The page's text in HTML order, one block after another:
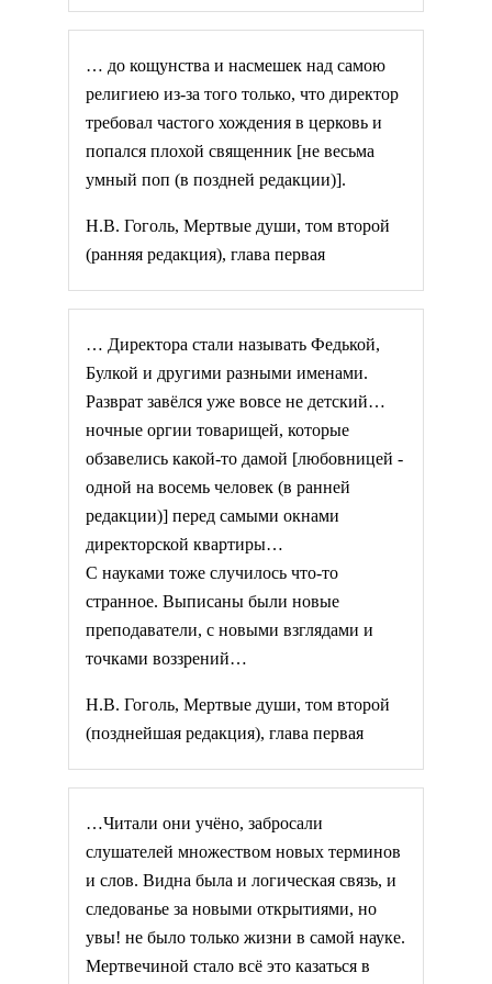
… до кощунства и насмешек над самою
религиею из-за того только, что директор
требовал частого хождения в церковь и
попался плохой священник [не весьма
умный поп (в поздней редакции)].
Н.В. Гоголь, Мертвые души, том второй
(ранняя редакция), глава первая
… Директора стали называть Федькой,
Булкой и другими разными именами.
Разврат завёлся уже вовсе не детский…
ночные оргии товарищей, которые
обзавелись какой-то дамой [любовницей -
одной на восемь человек (в ранней
редакции)] перед самыми окнами
директорской квартиры…
С науками тоже случилось что-то
странное. Выписаны были новые
преподаватели, с новыми взглядами и
точками воззрений…
Н.В. Гоголь, Мертвые души, том второй
(позднейшая редакция), глава первая
…Читали они учёно, забросали
слушателей множеством новых терминов
и слов. Видна была и логическая связь, и
следованье за новыми открытиями, но
увы! не было только жизни в самой науке.
Мертвечиной стало всё это казаться в